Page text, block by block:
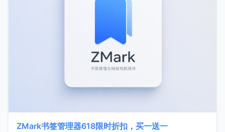
ZMark书签管理器618限时折扣，买一送一